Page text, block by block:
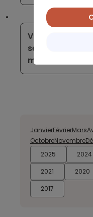
Vacances à
ses euros
moindre frais ?
2025 2024
2021
2020
2017
JanvierFévrierMars
OctobreNovembre